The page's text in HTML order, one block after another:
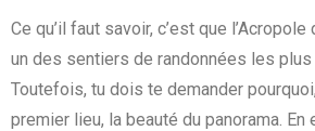
Ce qu’il faut savoir, c’est que
un des sentiers de randonnées les plus
Toutefois, tu dois te demander
premier lieu, la beauté du panorama.